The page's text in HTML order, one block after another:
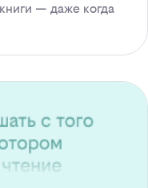
— даже когда